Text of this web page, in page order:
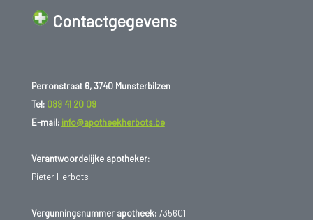
Contactgegevens
Perronstraat 6, 3740 Munsterbilzen
Tel: 089 41 20 09
E-mail: info@apotheekherbots.be
Verantwoordelijke apotheker:
Pieter Herbots
Vergunningsnummer apotheek:735601